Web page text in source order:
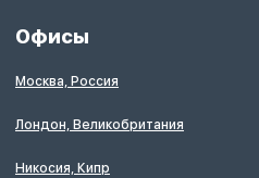
Офисы
Москва, Россия
Лондон, Великобритания
Никосия, Кипр